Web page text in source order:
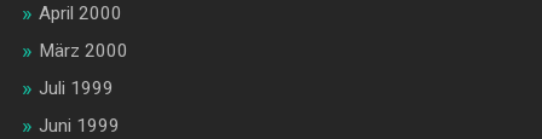
April 2000
März 2000
Juli 1999
Juni 1999